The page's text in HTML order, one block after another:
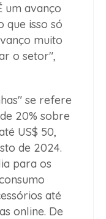
um avanço
que isso só
muito
o setor",
se refere
20% sobre
US$ 50,
de 2024.
para os
até
online. De